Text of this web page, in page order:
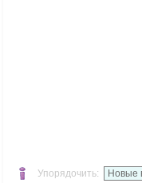
Упорядочить: